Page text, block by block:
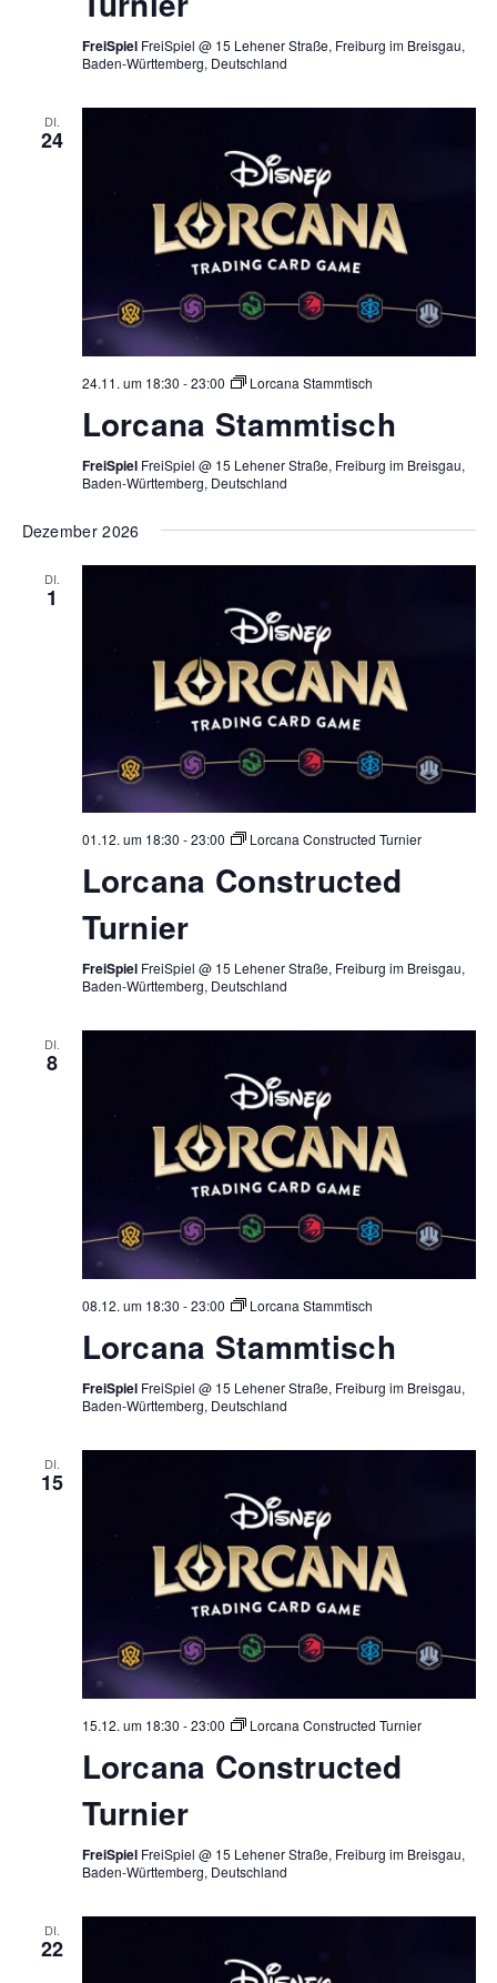
FreiSpiel FreiSpiel @ 15 Lehener Straße, Freiburg im Breisgau,
Baden-Württemberg, Deutschland
DI.
24
24.11. um 18:30 -23:00 Lorcana Stammtisch
Lorcana Stammtisch
FreiSpiel FreiSpiel @ 15 Lehener Straße, Freiburg im Breisgau,
Baden-Württemberg, Deutschland
Dezember 2026
DI.
1
01.12. um 18:30 -23:00 Lorcana Constructed Turnier
Lorcana Constructed
Turnier
FreiSpiel FreiSpiel @ 15 Lehener Straße, Freiburg im Breisgau,
Baden-Württemberg, Deutschland
DI.
8
08.12. um 18:30 -23:00 Lorcana Stammtisch
Lorcana Stammtisch
FreiSpiel FreiSpiel @ 15 Lehener Straße, Freiburg im Breisgau,
Baden-Württemberg, Deutschland
DI.
15
15.12. um 18:30 -23:00 Lorcana Constructed Turnier
Lorcana Constructed
Turnier
FreiSpiel FreiSpiel @ 15 Lehener Straße, Freiburg im Breisgau,
Baden-Württemberg, Deutschland
DI.
22